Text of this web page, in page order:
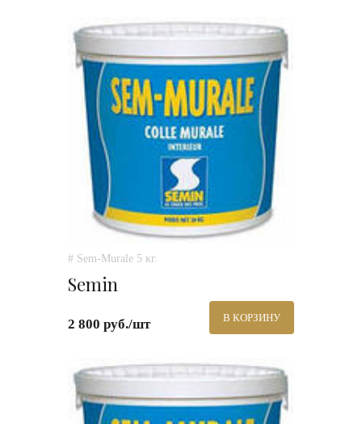
# Sem-Murale 5 кг.
Semin
2 800 руб./шт В КОРЗИНУ